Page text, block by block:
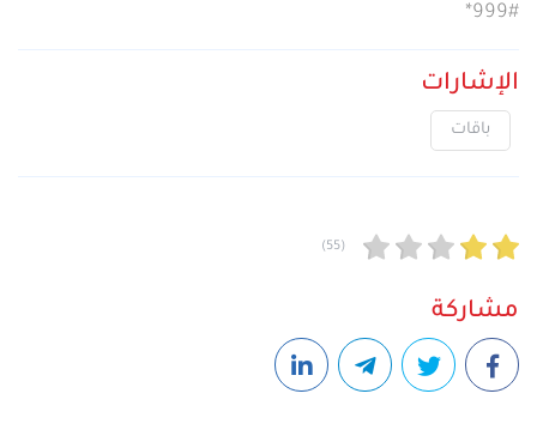
*999#
الإشارات
باقات
(55)
مشاركة